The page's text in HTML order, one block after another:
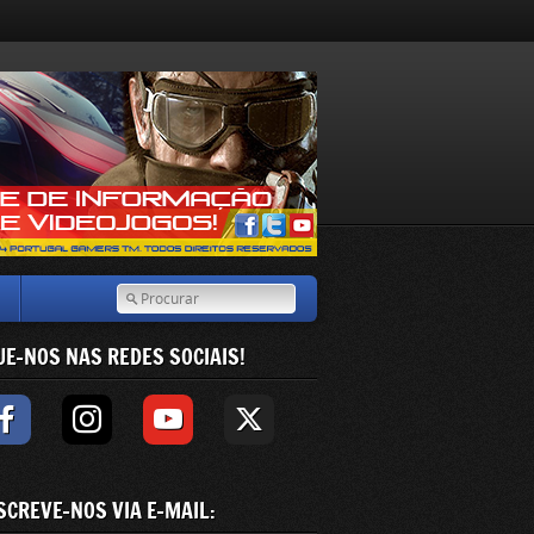
NOS NAS REDES SOCIAIS!
NOS VIA E-MAIL: